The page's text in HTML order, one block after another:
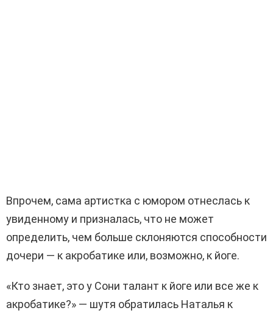
Впрочем, сама артистка с юмором отнеслась к
увиденному и призналась, что не может
определить, чем больше склоняются способности
дочери — к акробатике или, возможно, к йоге.
«Кто знает, это у Сони талант к йоге или все же к
акробатике?» — шутя обратилась Наталья к